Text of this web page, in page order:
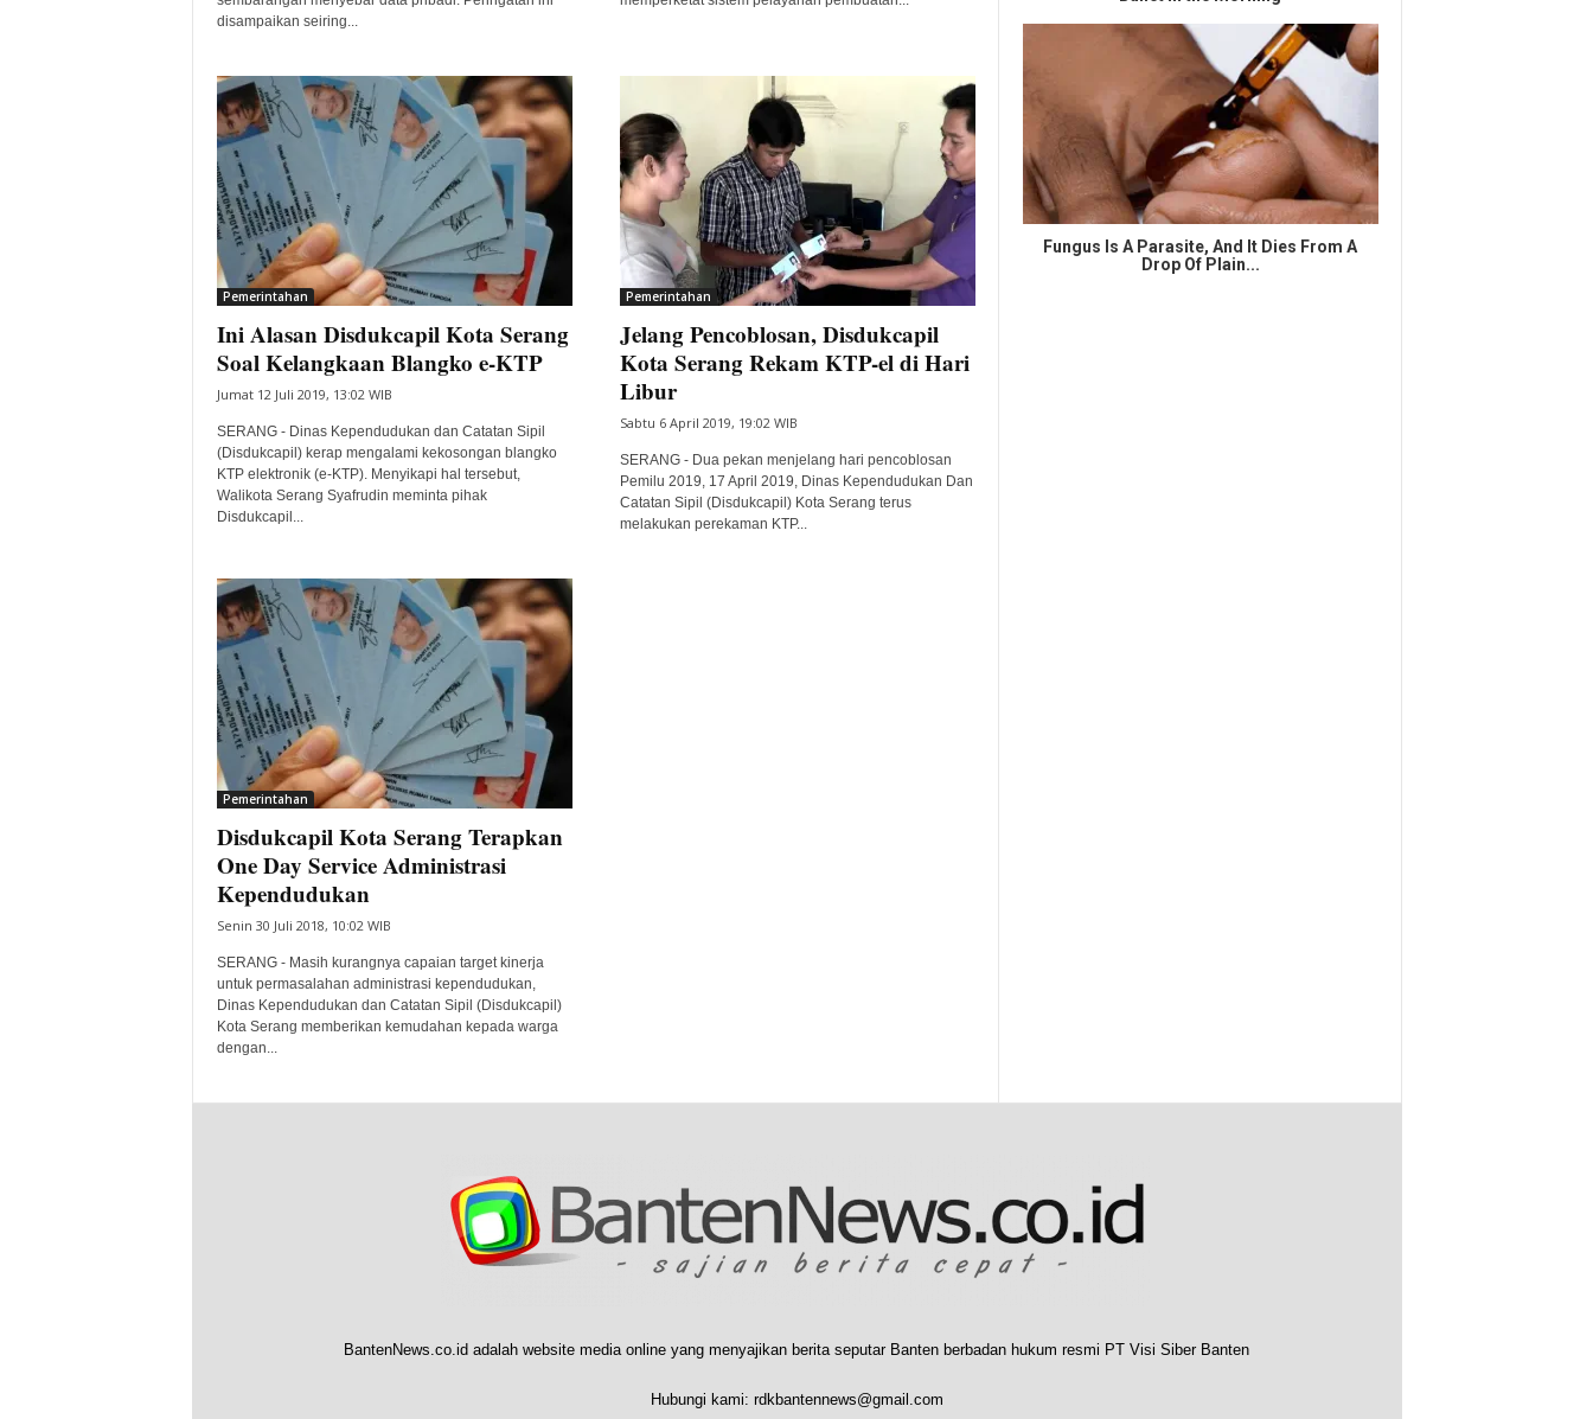
disampaikan seiring...
Pemerintahan
Ini Alasan Disdukcapil Kota Serang
Soal Kelangkaan Blangko e-KTP
Jumat 12 Juli 2019, 13:02 WIB
SERANG - Dinas Kependudukan dan Catatan Sipil
(Disdukcapil) kerap mengalami kekosongan blangko
KTP elektronik (e-KTP). Menyikapi hal tersebut,
Walikota Serang Syafrudin meminta pihak
Disdukcapil...
Pemerintahan
Jelang Pencoblosan, Disdukcapil
Kota Serang Rekam KTP-el di Hari
Libur
Sabtu 6 April 2019, 19:02 WIB
SERANG - Dua pekan menjelang hari pencoblosan
Pemilu 2019, 17 April 2019, Dinas Kependudukan Dan
Catatan Sipil (Disdukcapil) Kota Serang terus
melakukan perekaman KTP...
Pemerintahan
Disdukcapil Kota Serang Terapkan
One Day Service Administrasi
Kependudukan
Senin 30 Juli 2018, 10:02 WIB
SERANG - Masih kurangnya capaian target kinerja
untuk permasalahan administrasi kependudukan,
Dinas Kependudukan dan Catatan Sipil (Disdukcapil)
Kota Serang memberikan kemudahan kepada warga
dengan...
Fungus Is A Parasite, And It Dies From A
Drop Of Plain...
BantenNews.co.id adalah website media online yang menyajikan berita seputar Banten berbadan hukum resmi PT Visi Siber Banten
Hubungi kami: rdkbantennews@gmail.com